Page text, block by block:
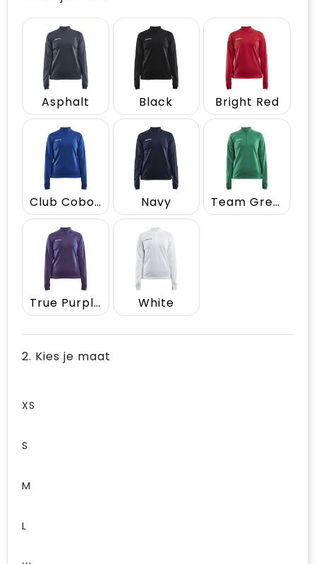
Asphalt Black Bright Red
Club Cobolt Navy Team Green
True Purple White
2. Kies je maat
XS
S
M
L